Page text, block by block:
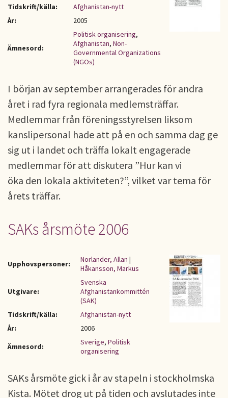
Tidskrift/källa:
Afghanistan-nytt
År:
2005
Ämnesord:
Politisk organisering,
Afghanistan, Non-
Governmental Organizations
(NGOs)
I början av september arrangerades för andra
året i rad fyra regionala medlemsträffar.
Medlemmar från föreningsstyrelsen liksom
kanslipersonal hade att på en och samma dag ge
sig ut i landet och träffa lokalt engagerade
medlemmar för att diskutera ”Hur kan vi
öka den lokala aktiviteten?”, vilket var tema för
årets träffar.
SAKs årsmöte 2006
Upphovspersoner: Norlander, Allan |
Håkansson, Markus
Utgivare:
Svenska
Afghanistankommittén
(SAK)
Tidskrift/källa:
Afghanistan-nytt
År:
2006
Ämnesord:
Sverige, Politisk
organisering
SAKs årsmöte gick i år av stapeln i stockholmska
Kista. Mötet drog ut på tiden och avslutades inte